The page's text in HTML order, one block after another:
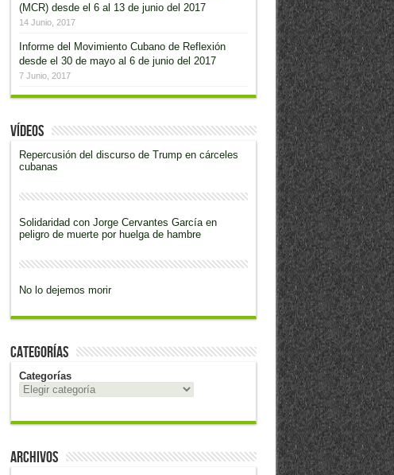
(MCR) desde el 6 al 13 de junio del 2017
14 Junio, 2017
Informe del Movimiento Cubano de Reflexión
desde el 30 de mayo al 6 de junio del 2017
7 Junio, 2017
Vídeos
Repercusión del discurso de Trump en cárceles
cubanas
Solidaridad con Jorge Cervantes García en
peligro de muerte por huelga de hambre
No lo dejemos morir
Categorías
Categorías
Archivos